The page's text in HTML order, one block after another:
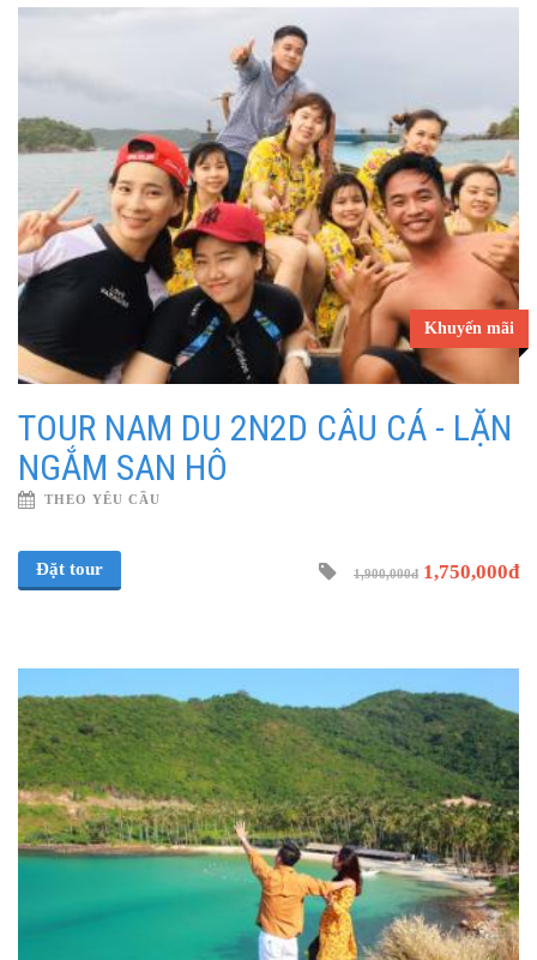
Khuyến mãi
TOUR NAM DU 2N2D CÂU CÁ - LẶN
NGẮM SAN HÔ
THEO YÊU CẦU
Đặt tour 1,900,000đ 1,750,000đ